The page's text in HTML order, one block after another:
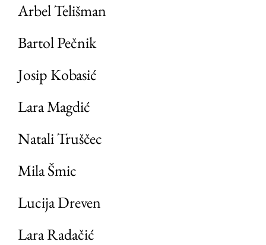
Arbel Telišman
Bartol Pečnik
Josip Kobasić
Lara Magdić
Natali Truščec
Mila Šmic
Lucija Dreven
Lara Radačić